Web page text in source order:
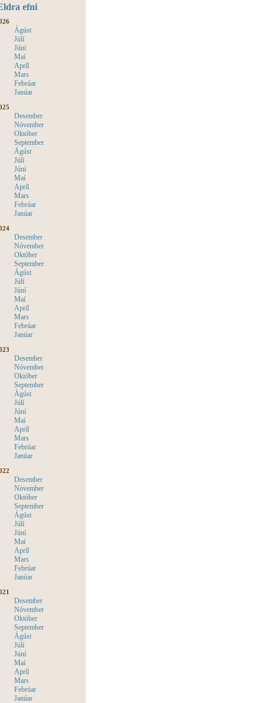
efni
Ágúst
Júlí
Júní
Maí
Apríl
Mars
Febrúar
Janúar
Desember
Nóvember
Október
September
Ágúst
Júlí
Júní
Maí
Apríl
Mars
Febrúar
Janúar
Desember
Nóvember
Október
September
Ágúst
Júlí
Júní
Maí
Apríl
Mars
Febrúar
Janúar
Desember
Nóvember
Október
September
Ágúst
Júlí
Júní
Maí
Apríl
Mars
Febrúar
Janúar
Desember
Nóvember
Október
September
Ágúst
Júlí
Júní
Maí
Apríl
Mars
Febrúar
Janúar
Desember
Nóvember
Október
September
Ágúst
Júlí
Júní
Maí
Apríl
Mars
Febrúar
Janúar